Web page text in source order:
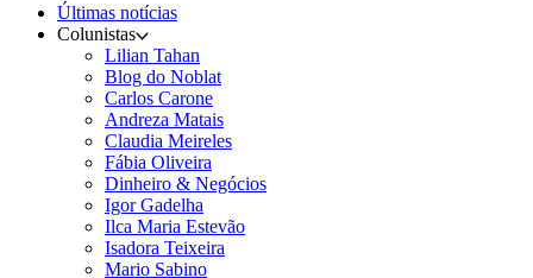
Últimas notícias
Colunistas
Lilian Tahan
Blog do Noblat
Carlos Carone
Andreza Matais
Claudia Meireles
Fábia Oliveira
Dinheiro & Negócios
Igor Gadelha
Ilca Maria Estevão
Isadora Teixeira
Mario Sabino